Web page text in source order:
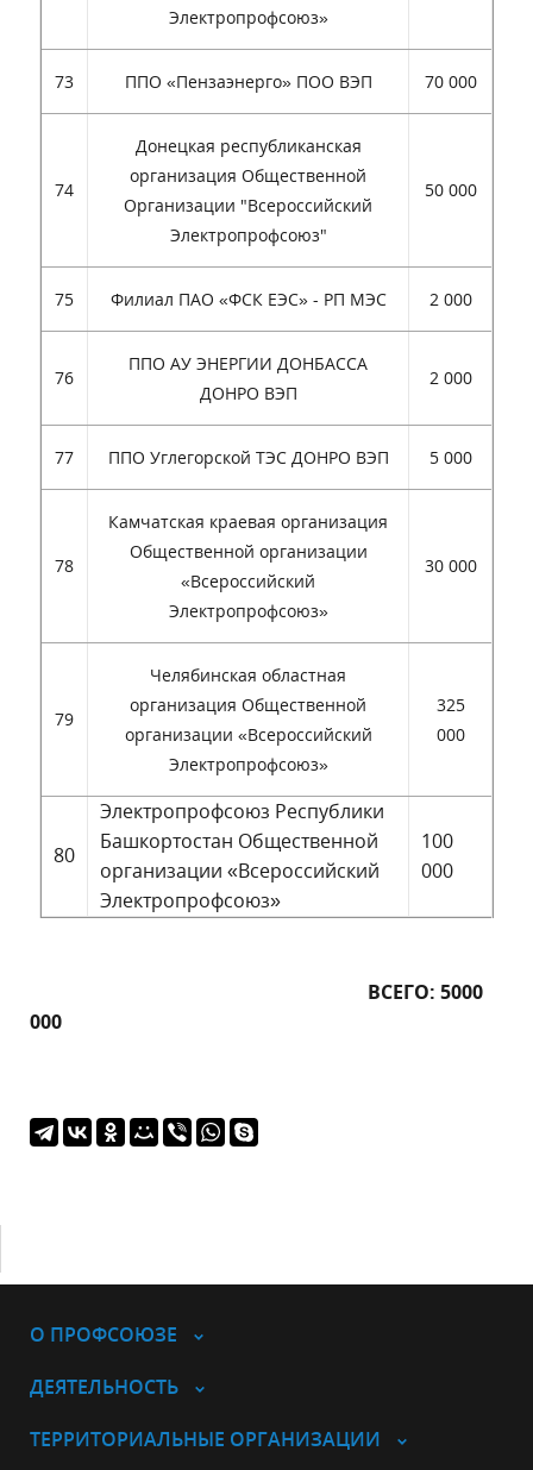
Электропрофсоюз»
73 ППО «Пензаэнерго» ПОО ВЭП 70 000
74
Донецкая республиканская
организация Общественной
Организации "Всероссийский
Электропрофсоюз"
50 000
75 Филиал ПАО «ФСК ЕЭС» - РП МЭС 2 000
76
ППО АУ ЭНЕРГИИ ДОНБАССА
ДОНРО ВЭП
2 000
77 ППО Углегорской ТЭС ДОНРО ВЭП 5 000
78
Камчатская краевая организация
Общественной организации
«Всероссийский
Электропрофсоюз»
30 000
79
Челябинская областная
организация Общественной
организации «Всероссийский
Электропрофсоюз»
325
000
80
Электропрофсоюз Республики
Башкортостан Общественной
организации «Всероссийский
Электропрофсоюз»
100
000
ВСЕГО: 5000
000
О ПРОФСОЮЗЕ
ДЕЯТЕЛЬНОСТЬ
ТЕРРИТОРИАЛЬНЫЕ ОРГАНИЗАЦИИ